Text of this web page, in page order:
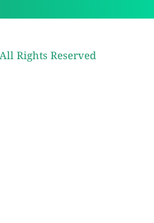
All Rights Reserved